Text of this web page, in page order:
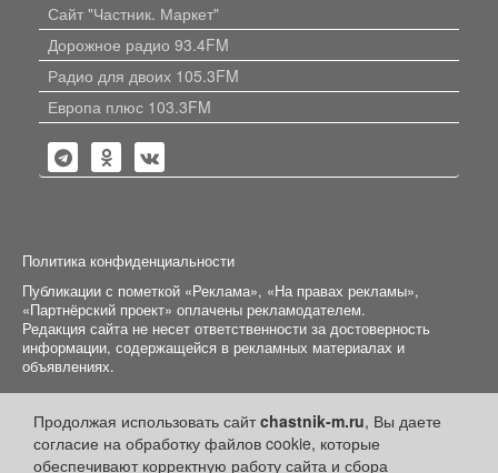
Продолжая использовать сайтchastnik-m.ru, Вы даете
согласие на обработку файлов cookie, которые
обеспечивают корректную работу сайта и сбора
Сайт "Частник. Маркет"
Дорожное радио 93.4FM
Радио для двоих 105.3FM
Европа плюс 103.3FM
Политика конфиденциальности
Публикации с пометкой «Реклама», «На правах рекламы»,
«Партнёрский проект» оплачены рекламодателем.
Редакция сайта не несет ответственности за достоверность
информации, содержащейся в рекламных материалах и
объявлениях.
+16